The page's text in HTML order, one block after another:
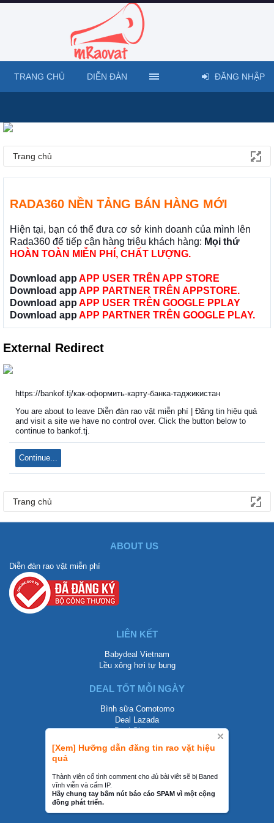
Trang chủ
RADA360 NỀN TẢNG BÁN HÀNG MỚI
Hiện tại, bạn có thể đưa cơ sở kinh doanh của mình lên
Rada360 để tiếp cận hàng triệu khách hàng: Mọi thứ
HOÀN TOÀN MIỄN PHÍ, CHẤT LƯỢNG.
Download app APP USER TRÊN APP STORE
Download app APP PARTNER TRÊN APPSTORE.
Download app APP USER TRÊN GOOGLE PPLAY
Download app APP PARTNER TRÊN GOOGLE PLAY.
[Xem] Hưỡng dẫn đăng tin rao vặt hiệu
quả
Thành viên cố tình comment cho đủ bài viêt sẽ bị Baned
vĩnh viễn và cấm IP.
Hãy chung tay bấm nút báo cáo SPAM vì một cộng
đồng phát triển.
External Redirect
https://bankof.tj/как-оформить-карту-банка-таджикистан
You are about to leave Diễn đàn rao vặt miễn phí | Đăng tin hiệu quả
and visit a site we have no control over. Click the button below to
continue to bankof.tj.
Continue...
Trang chủ
TRANG CHỦ DIỄN ĐÀN ĐĂNG NHẬP
ABOUT US
Diễn đàn rao vặt miễn phí
LIÊN KẾT
Babydeal Vietnam
Lều xông hơi tự bung
DEAL TỐT MỖI NGÀY
Bình sữa Comotomo
Deal Lazada
Deal Shopee
LIÊN HỆ
0858002468
contact@mraovat.vn